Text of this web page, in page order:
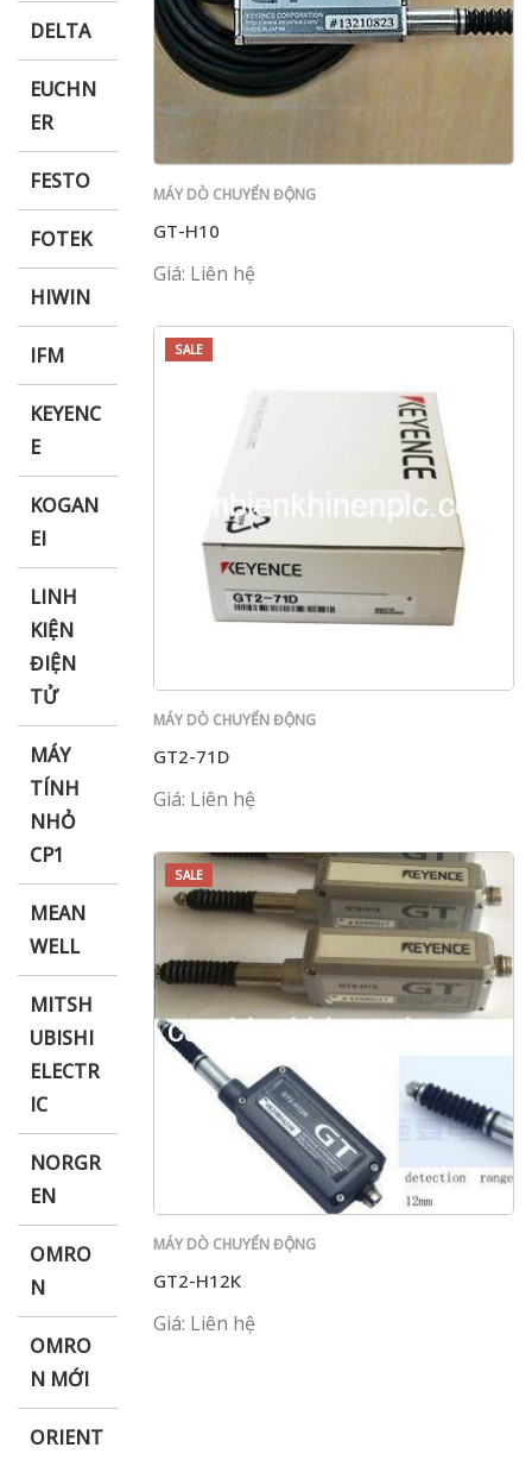
DELTA
EUCHN
ER
FESTO
FOTEK
HIWIN
IFM
KEYENC
E
KOGAN
EI
LINH
KIỆN
ĐIỆN
TỬ
MÁY
TÍNH
NHỎ
CP1
MEAN
WELL
MITSH
UBISHI
ELECTR
IC
NORGR
EN
OMRO
N
OMRO
N MỚI
ORIENT
MÁY DÒ CHUYỂN ĐỘNG
GT-H10
Giá: Liên hệ
SALE
MÁY DÒ CHUYỂN ĐỘNG
GT2-71D
Giá: Liên hệ
SALE
MÁY DÒ CHUYỂN ĐỘNG
GT2-H12K
Giá: Liên hệ